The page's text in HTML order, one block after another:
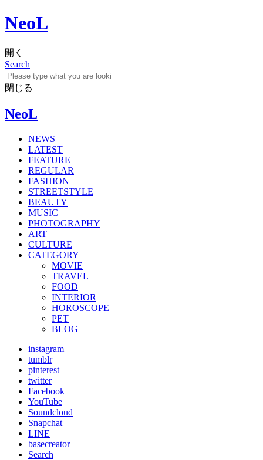
NeoL
開く
Search
閉じる
NeoL
NEWS
LATEST
FEATURE
REGULAR
FASHION
STREETSTYLE
BEAUTY
MUSIC
PHOTOGRAPHY
ART
CULTURE
CATEGORY
MOVIE
TRAVEL
FOOD
INTERIOR
HOROSCOPE
PET
BLOG
instagram
tumblr
pinterest
twitter
Facebook
YouTube
Soundcloud
Snapchat
LINE
basecreator
Search